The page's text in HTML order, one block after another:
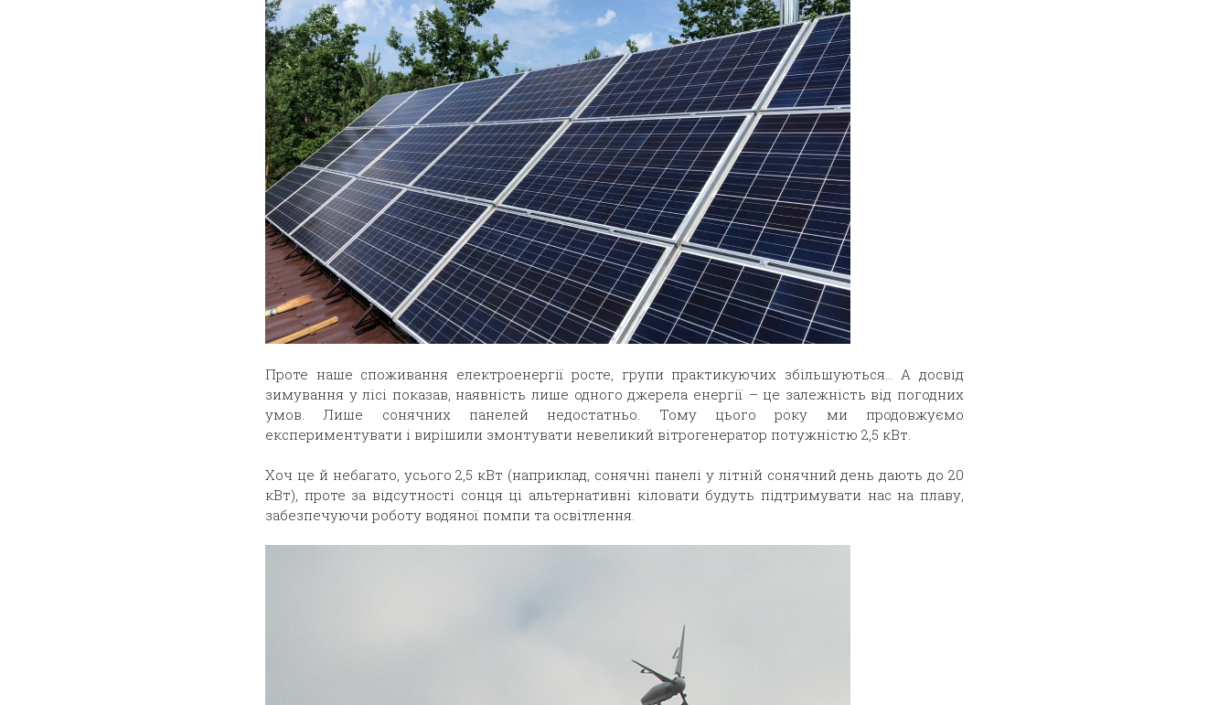
Проте наше споживання електроенергії росте, групи практикуючих збільшуються… А досвід
зимування у лісі показав, наявність лише одного джерела енергії – це залежність від погодних
умов. Лише сонячних панелей недостатньо. Тому цього року ми продовжуємо
експериментувати і вирішили змонтувати невеликий вітрогенератор потужністю 2,5 кВт.
Хоч це й небагато, усього 2,5 кВт (наприклад, сонячні панелі у літній сонячний день дають до 20
кВт), проте за відсутності сонця ці альтернативні кіловати будуть підтримувати нас на плаву,
забезпечуючи роботу водяної помпи та освітлення.